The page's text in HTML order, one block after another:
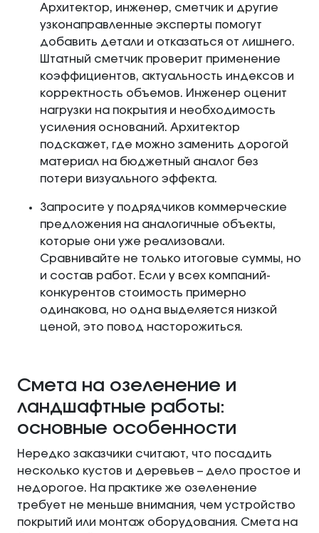
Архитектор, инженер, сметчик и другие
узконаправленные эксперты помогут
добавить детали и отказаться от лишнего.
Штатный сметчик проверит применение
коэффициентов, актуальность индексов и
корректность объемов. Инженер оценит
нагрузки на покрытия и необходимость
усиления оснований. Архитектор
подскажет, где можно заменить дорогой
материал на бюджетный аналог без
потери визуального эффекта.
Запросите у подрядчиков коммерческие
предложения на аналогичные объекты,
которые они уже реализовали.
Сравнивайте не только итоговые суммы, но
и состав работ. Если у всех компаний-
конкурентов стоимость примерно
одинакова, но одна выделяется низкой
ценой, это повод насторожиться.
Смета на озеленение и
ландшафтные работы:
основные особенности
Нередко заказчики считают, что посадить
несколько кустов и деревьев – дело простое и
недорогое. На практике же озеленение
требует не меньше внимания, чем устройство
покрытий или монтаж оборудования. Смета на